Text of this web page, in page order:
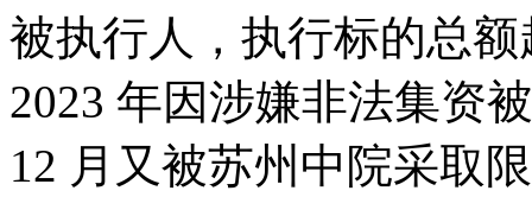
被执行人，执行标的总
2023 年因涉嫌非法集资
12 月又被苏州中院采取